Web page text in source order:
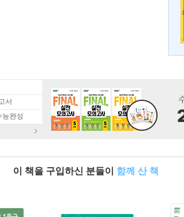
서
능완성
이 책을 구입하신 분들이 함께 산 책